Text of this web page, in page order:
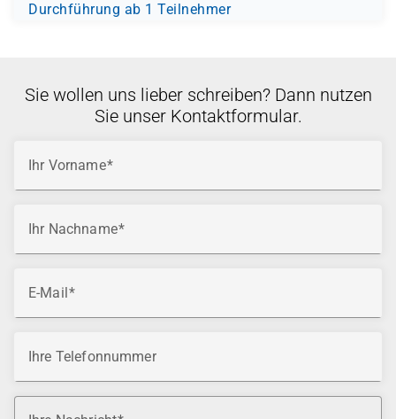
Durchführung ab 1 Teilnehmer
Sie wollen uns lieber schreiben? Dann nutzen
Sie unser Kontaktformular.
Ihr Vorname
Ihr Nachname
E-Mail
Ihre Telefonnummer